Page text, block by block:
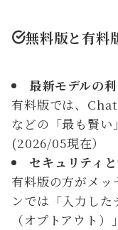
無料版と有料
最新モデルの
有料版では、
などの「最も賢い
(2026/05現在）
セキュリティ
有料版の方がメッ
ンでは「入力し
（オプトアウト